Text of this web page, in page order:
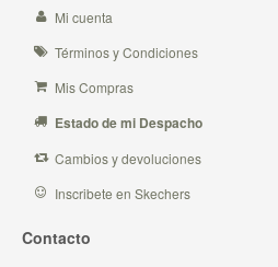
Mi cuenta
Términos y Condiciones
Mis Compras
Estado de mi Despacho
Cambios y devoluciones
Inscribete en Skechers
Contacto